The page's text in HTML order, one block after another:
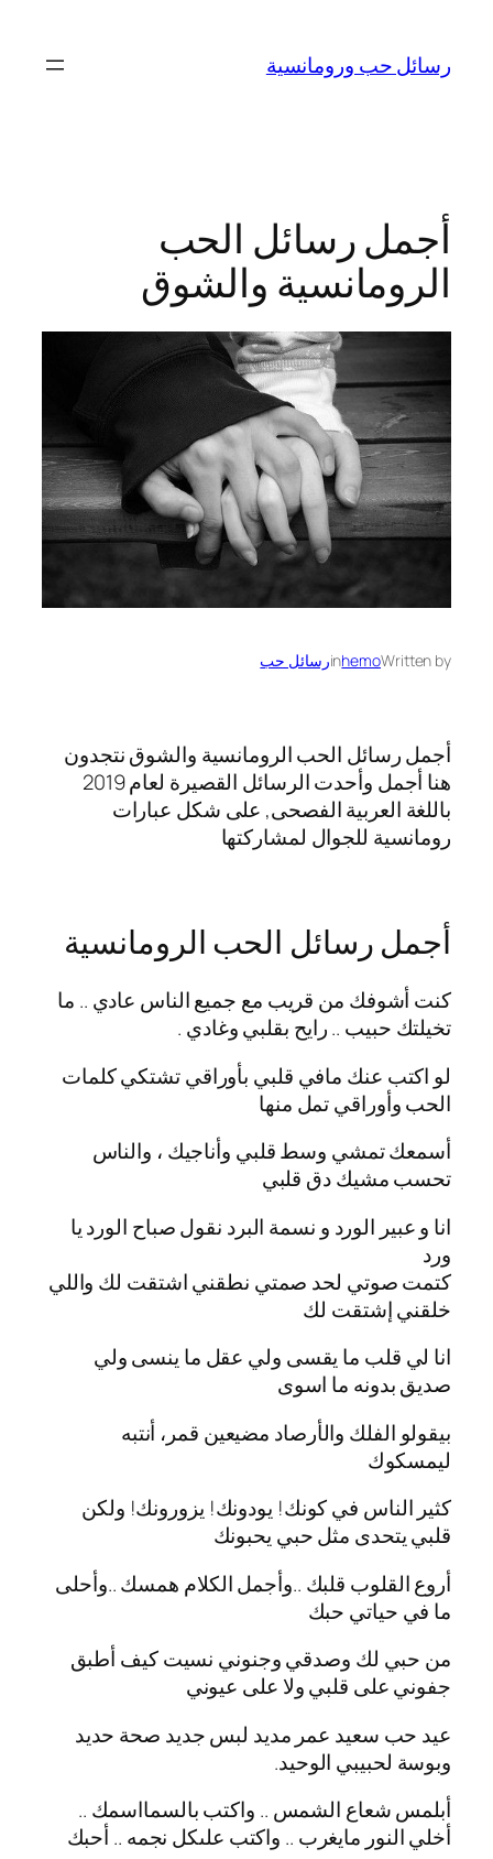
المحتوى
رسائل حب ورومانسية
أجمل رسائل الحب
الرومانسية والشوق
Written by
hemo
inرسائل حب
أجمل رسائل الحب الرومانسية والشوق نتجدون
هنا أجمل وأحدت الرسائل القصيرة لعام 2019
باللغة العربية الفصحى, على شكل عبارات
رومانسية للجوال لمشاركتها
أجمل رسائل الحب الرومانسية
كنت أشوفك من قريب مع جميع الناس عادي .. ما
تخيلتك حبيب .. رايح بقلبي وغادي .
لو اكتب عنك مافي قلبي بأوراقي تشتكي كلمات
الحب وأوراقي تمل منها
أسمعك تمشي وسط قلبي وأناجيك ، والناس
تحسب مشيك دق قلبي
انا و عبير الورد و نسمة البرد نقول صباح الورد يا
ورد
كتمت صوتي لحد صمتي نطقني اشتقت لك واللي
خلقني إشتقت لك
انا لي قلب ما يقسى ولي عقل ما ينسى ولي
صديق بدونه ما اسوى
بيقولو الفلك والأرصاد مضيعين قمر، أنتبه
ليمسكوك
كثير الناس في كونك! يودونك! يزورونك! ولكن
قلبي يتحدى مثل حبي يحبونك
أروع القلوب قلبك ..وأجمل الكلام همسك ..وأحلى
ما في حياتي حبك
من حبي لك وصدقي وجنوني نسيت كيف أطبق
جفوني على قلبي ولا على عيوني
عيد حب سعيد عمر مديد لبس جديد صحة حديد
وبوسة لحبيبي الوحيد.
أبلمس شعاع الشمس .. واكتب بالسمااسمك ..
أخلي النور مايغرب .. واكتب علىكل نجمه .. أحبك